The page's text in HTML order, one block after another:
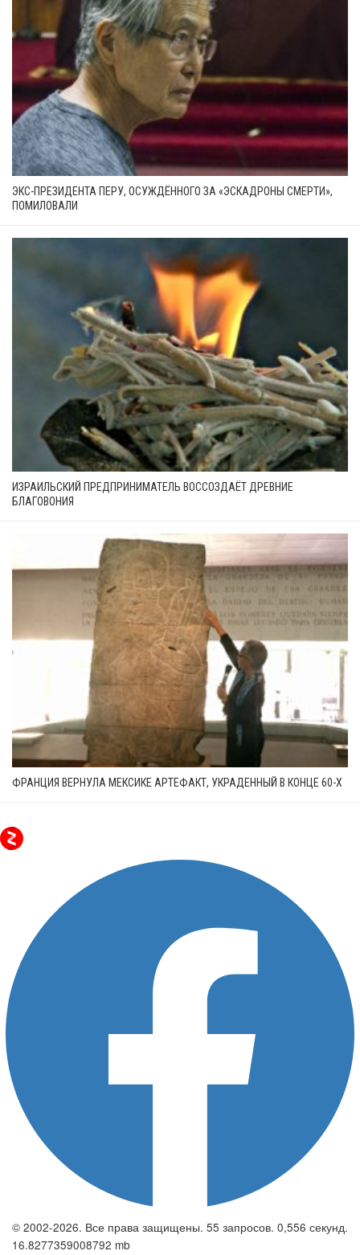
ЭКС-ПРЕЗИДЕНТА ПЕРУ, ОСУЖДЁННОГО ЗА «ЭСКАДРОНЫ СМЕРТИ»,
ПОМИЛОВАЛИ
ИЗРАИЛЬСКИЙ ПРЕДПРИНИМАТЕЛЬ ВОССОЗДАЁТ ДРЕВНИЕ
БЛАГОВОНИЯ
ФРАНЦИЯ ВЕРНУЛА МЕКСИКЕ АРТЕФАКТ, УКРАДЕННЫЙ В КОНЦЕ 60-Х
© 2002-2026. Все права защищены. 55 запросов. 0,556 секунд.
16.8277359008792 mb